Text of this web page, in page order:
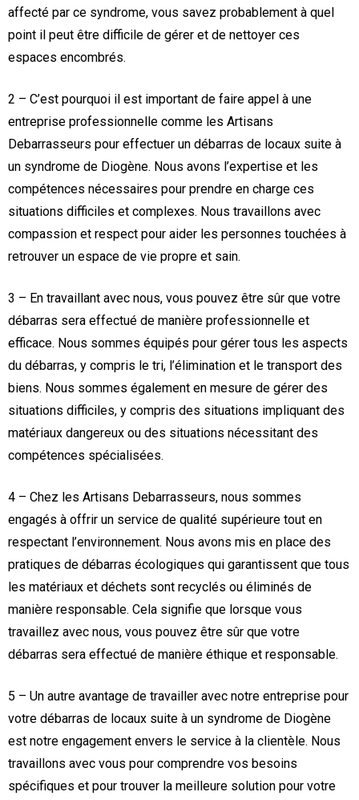
affecté par ce syndrome, vous savez probablement à quel
point il peut être difficile de gérer et de nettoyer ces
espaces encombrés.
2 – C’est pourquoi il est important de faire appel à une
entreprise professionnelle comme les Artisans
Debarrasseurs pour effectuer un débarras de locaux suite à
un syndrome de Diogène. Nous avons l’expertise et les
compétences nécessaires pour prendre en charge ces
situations difficiles et complexes. Nous travaillons avec
compassion et respect pour aider les personnes touchées à
retrouver un espace de vie propre et sain.
3 – En travaillant avec nous, vous pouvez être sûr que votre
débarras sera effectué de manière professionnelle et
efficace. Nous sommes équipés pour gérer tous les aspects
du débarras, y compris le tri, l’élimination et le transport des
biens. Nous sommes également en mesure de gérer des
situations difficiles, y compris des situations impliquant des
matériaux dangereux ou des situations nécessitant des
compétences spécialisées.
4 – Chez les Artisans Debarrasseurs, nous sommes
engagés à offrir un service de qualité supérieure tout en
respectant l’environnement. Nous avons mis en place des
pratiques de débarras écologiques qui garantissent que tous
les matériaux et déchets sont recyclés ou éliminés de
manière responsable. Cela signifie que lorsque vous
travaillez avec nous, vous pouvez être sûr que votre
débarras sera effectué de manière éthique et responsable.
5 – Un autre avantage de travailler avec notre entreprise pour
votre débarras de locaux suite à un syndrome de Diogène
est notre engagement envers le service à la clientèle. Nous
travaillons avec vous pour comprendre vos besoins
spécifiques et pour trouver la meilleure solution pour votre